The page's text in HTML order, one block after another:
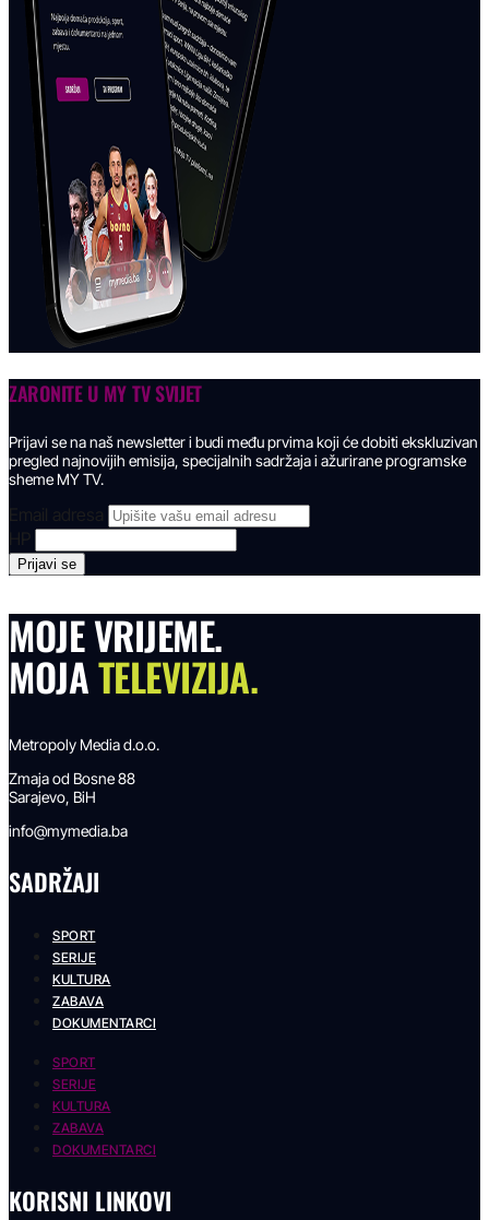
ZARONITE U MY TV SVIJET
Prijavi se na naš newsletter i budi među prvima koji će dobiti ekskluzivan
pregled najnovijih emisija, specijalnih sadržaja i ažurirane programske
sheme MY TV.
Email adresa
MOJE VRIJEME.
MOJATELEVIZIJA.
Metropoly Media d.o.o.
Zmaja od Bosne 88
Sarajevo, BiH
info@mymedia.ba
SADRŽAJI
SPORT
SERIJE
KULTURA
ZABAVA
DOKUMENTARCI
SPORT
SERIJE
KULTURA
ZABAVA
DOKUMENTARCI
KORISNI LINKOVI